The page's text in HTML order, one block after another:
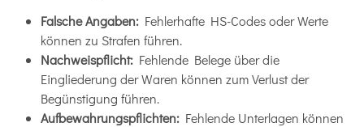
Falsche Angaben: Fehlerhafte HS-Codes oder Werte
können zu Strafen führen.
Nachweispflicht: Fehlende Belege über die
Eingliederung der Waren können zum Verlust der
Begünstigung führen.
Aufbewahrungspflichten: Fehlende Unterlagen können